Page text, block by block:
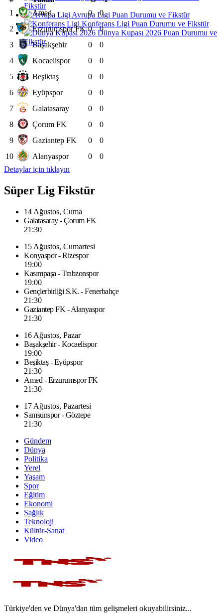
Fikstür
Avrupa Ligi Puan Durumu ve Fikstür
Konferans Ligi Puan Durumu ve Fikstür
Dünya Kupası 2026 Puan Durumu ve
Fikstür
1
Amed 0
0
2
Erzurumspor FK 0
0
3
Başakşehir 0
0
4
Kocaelispor 0
0
5
Beşiktaş 0
0
6
Eyüpspor 0
0
7
Galatasaray 0
0
8
Çorum FK 0
0
9
Gaziantep FK 0
0
10
Alanyaspor 0
0
Detaylar için tıklayın
Süper Lig Fikstür
14 Ağustos, Cuma
Galatasaray - Çorum FK
21:30
15 Ağustos, Cumartesi
Konyaspor - Rizespor
19:00
Kasımpaşa - Trabzonspor
19:00
Gençlerbirliği S.K. - Fenerbahçe
21:30
Gaziantep FK - Alanyaspor
21:30
16 Ağustos, Pazar
Başakşehir - Kocaelispor
19:00
Beşiktaş - Eyüpspor
21:30
Amed - Erzurumspor FK
21:30
17 Ağustos, Pazartesi
Samsunspor - Göztepe
21:30
Gündem
Dünya
Politika
Yerel
Yaşam
Spor
Eğitim
Ekonomi
Sağlık
Teknoloji
Kültür-Sanat
Video
Türkiye'den ve Dünya'dan tüm gelişmeleri okuyabilirsiniz...